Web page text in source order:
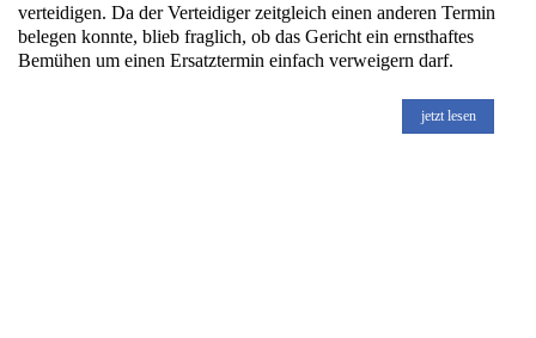
verteidigen. Da der Verteidiger zeitgleich einen anderen Termin
belegen konnte, blieb fraglich, ob das Gericht ein ernsthaftes
Bemühen um einen Ersatztermin einfach verweigern darf.
jetzt lesen